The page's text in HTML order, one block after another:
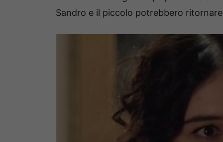
Sandro e il piccolo potrebbero